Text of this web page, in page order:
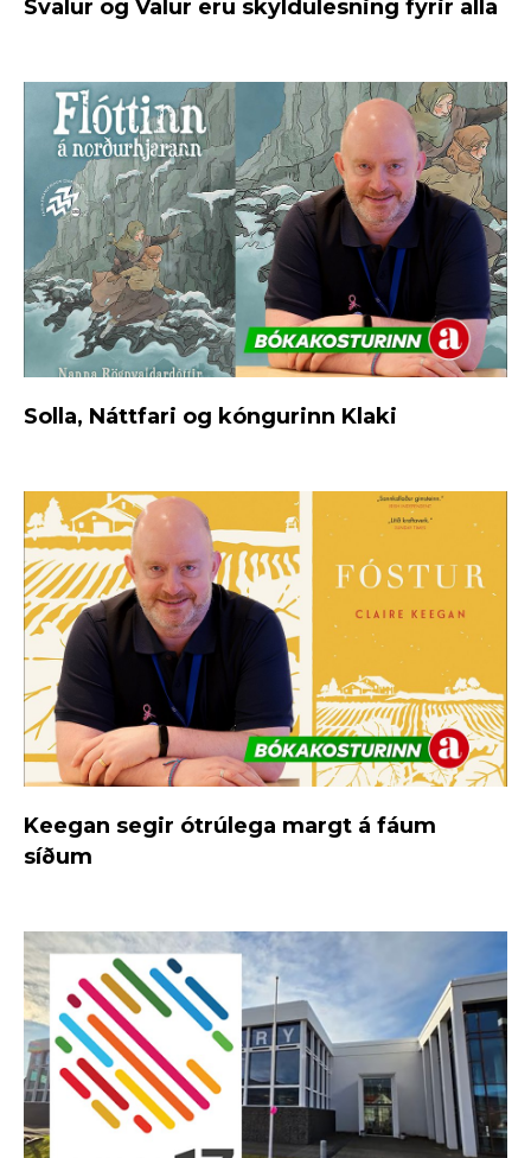
Svalur og Valur eru skyldulesning fyrir alla
Solla, Náttfari og kóngurinn Klaki
Keegan segir ótrúlega margt á fáum
síðum